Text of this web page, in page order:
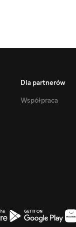
Dla partnerów
Współpraca